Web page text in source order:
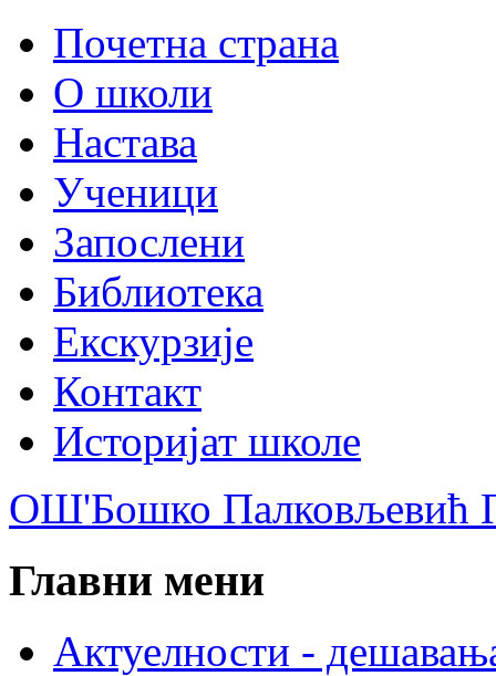
Почетна страна
О школи
Настава
Ученици
Запослени
Библиотека
Екскурзије
Контакт
Историјат школе
ОШ'Бошко Палковљевић
Главни мени
Актуелности -